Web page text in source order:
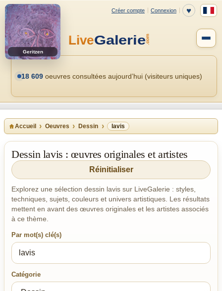
Geritzen
18 609 oeuvres consultées aujourd’hui (visiteurs uniques)
Accueil Oeuvres Dessin lavis
Dessin lavis : œuvres originales et artistes
Réinitialiser
Explorez une sélection dessin lavis sur LiveGalerie : styles,
techniques, sujets, couleurs et univers artistiques. Les résultats
mettent en avant des œuvres originales et les artistes associés
à ce thème.
Par mot(s) clé(s)
Catégorie